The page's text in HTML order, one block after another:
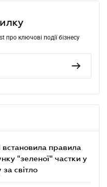
ключові події бізнесу
правила
"зеленої" частки у
світло